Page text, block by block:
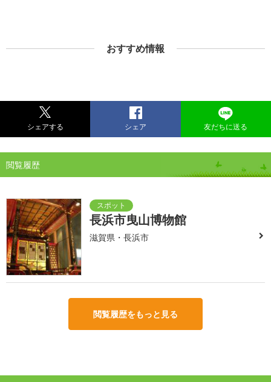
おすすめ情報
シェアする シェア 友だちに送る
閲覧履歴
長浜市曳山博物館
滋賀県・長浜市
閲覧履歴をもっと見る